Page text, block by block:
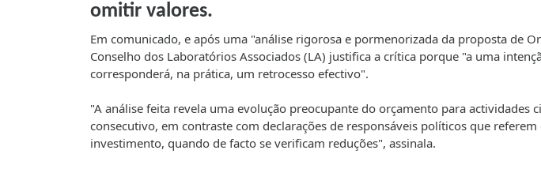
omitir valores.
Em comunicado, e após uma "análise rigorosa e pormenorizada da proposta de
Conselho dos Laboratórios Associados (LA) justifica a crítica porque "a uma
corresponderá, na prática, um retrocesso efectivo".
"A análise feita revela uma evolução preocupante do orçamento para actividades
consecutivo, em contraste com declarações de responsáveis políticos que
investimento, quando de facto se verificam reduções", assinala.